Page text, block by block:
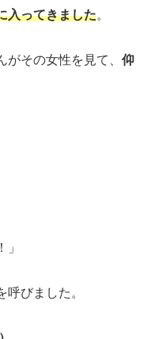
入ってきました。
その女性を見て、 仰
びました。